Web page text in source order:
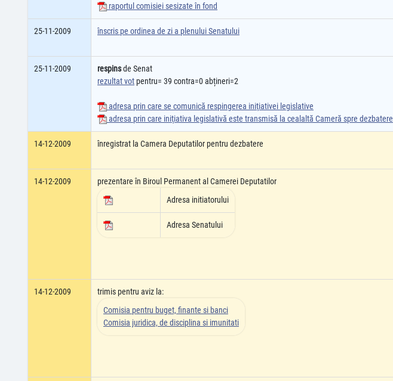
raportul comisiei sesizate în fond
25-11-2009 înscris pe ordinea de zi a plenului Senatului
25-11-2009 respinsde Senat
rezultat vot pentru= 39 contra=0 abțineri=2
adresa prin care se comunică respingerea iniţiativei legislative
adresa prin care iniţiativa legislativă este transmisă la cealaltă Cameră spre dezbatere
14-12-2009 înregistrat la Camera Deputatilor pentru dezbatere
14-12-2009
prezentare în Biroul Permanent al Camerei Deputatilor
Adresa initiatorului
Adresa Senatului
14-12-2009
trimis pentru aviz la:
Comisia pentru buget, finante si banci
Comisia juridica, de disciplina si imunitati